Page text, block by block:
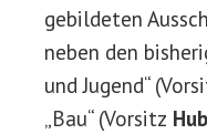
gebildeten
neben den
und Jugend“
„Bau“ (Vorsitz